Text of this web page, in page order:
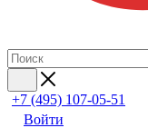
+7 (495) 107-05-51
Войти